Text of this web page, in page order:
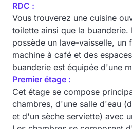
RDC :
Vous trouverez une cuisine
toilette ainsi que la buanderie.
possède un lave-vaisselle, un
machine à café et des
buanderie est équipée d'une
Premier étage :
Cet étage se compose
chambres, d'une salle d'eau
et d'un sèche serviette) avec